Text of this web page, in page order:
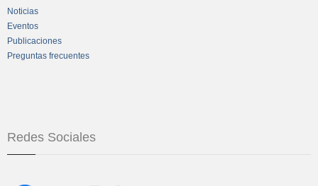
Noticias
Eventos
Publicaciones
Preguntas frecuentes
Redes Sociales